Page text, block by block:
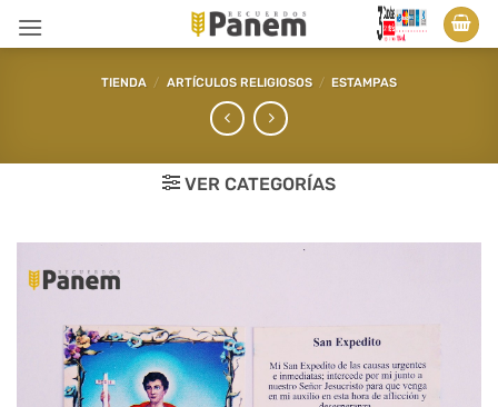
TIENDA / ARTÍCULOS RELIGIOSOS / ESTAMPAS
VER CATEGORÍAS